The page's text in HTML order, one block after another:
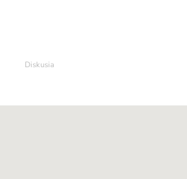
Diskusia